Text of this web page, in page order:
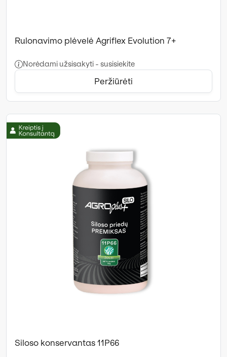
Rulonavimo plėvelė Agriflex Evolution 7+
Norėdami užsisakyti - susisiekite
Peržiūrėti
Siloso konservantas 11P66